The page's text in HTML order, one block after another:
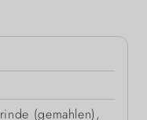
(gemahlen),